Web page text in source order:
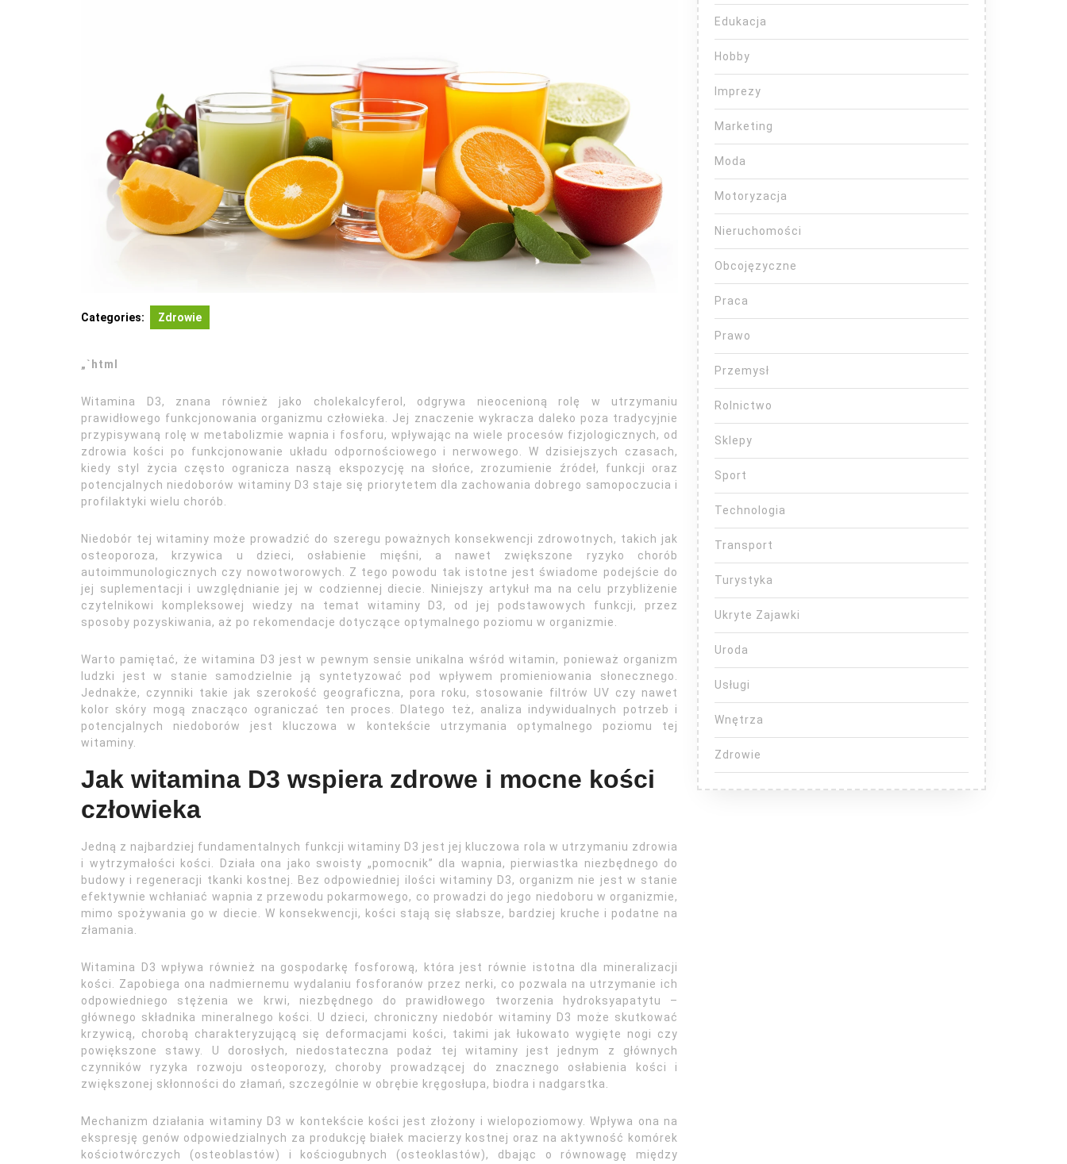
Categories: Zdrowie
„`html
Witamina D3, znana również jako cholekalcyferol, odgrywa nieocenioną rolę w utrzymaniu
prawidłowego funkcjonowania organizmu człowieka. Jej znaczenie wykracza daleko poza tradycyjnie
przypisywaną rolę w metabolizmie wapnia i fosforu, wpływając na wiele procesów fizjologicznych, od
zdrowia kości po funkcjonowanie układu odpornościowego i nerwowego. W dzisiejszych czasach,
kiedy styl życia często ogranicza naszą ekspozycję na słońce, zrozumienie źródeł, funkcji oraz
potencjalnych niedoborów witaminy D3 staje się priorytetem dla zachowania dobrego samopoczucia i
profilaktyki wielu chorób.
Niedobór tej witaminy może prowadzić do szeregu poważnych konsekwencji zdrowotnych, takich jak
osteoporoza, krzywica u dzieci, osłabienie mięśni, a nawet zwiększone ryzyko chorób
autoimmunologicznych czy nowotworowych. Z tego powodu tak istotne jest świadome podejście do
jej suplementacji i uwzględnianie jej w codziennej diecie. Niniejszy artykuł ma na celu przybliżenie
czytelnikowi kompleksowej wiedzy na temat witaminy D3, od jej podstawowych funkcji, przez
sposoby pozyskiwania, aż po rekomendacje dotyczące optymalnego poziomu w organizmie.
Warto pamiętać, że witamina D3 jest w pewnym sensie unikalna wśród witamin, ponieważ organizm
ludzki jest w stanie samodzielnie ją syntetyzować pod wpływem promieniowania słonecznego.
Jednakże, czynniki takie jak szerokość geograficzna, pora roku, stosowanie filtrów UV czy nawet
kolor skóry mogą znacząco ograniczać ten proces. Dlatego też, analiza indywidualnych potrzeb i
potencjalnych niedoborów jest kluczowa w kontekście utrzymania optymalnego poziomu tej
witaminy.
Jak witamina D3 wspiera zdrowe i mocne kości
człowieka
Jedną z najbardziej fundamentalnych funkcji witaminy D3 jest jej kluczowa rola w utrzymaniu zdrowia
i wytrzymałości kości. Działa ona jako swoisty „pomocnik” dla wapnia, pierwiastka niezbędnego do
budowy i regeneracji tkanki kostnej. Bez odpowiedniej ilości witaminy D3, organizm nie jest w stanie
efektywnie wchłaniać wapnia z przewodu pokarmowego, co prowadzi do jego niedoboru w organizmie,
mimo spożywania go w diecie. W konsekwencji, kości stają się słabsze, bardziej kruche i podatne na
złamania.
Witamina D3 wpływa również na gospodarkę fosforową, która jest równie istotna dla mineralizacji
kości. Zapobiega ona nadmiernemu wydalaniu fosforanów przez nerki, co pozwala na utrzymanie ich
odpowiedniego stężenia we krwi, niezbędnego do prawidłowego tworzenia hydroksyapatytu –
głównego składnika mineralnego kości. U dzieci, chroniczny niedobór witaminy D3 może skutkować
krzywicą, chorobą charakteryzującą się deformacjami kości, takimi jak łukowato wygięte nogi czy
powiększone stawy. U dorosłych, niedostateczna podaż tej witaminy jest jednym z głównych
czynników ryzyka rozwoju osteoporozy, choroby prowadzącej do znacznego osłabienia kości i
zwiększonej skłonności do złamań, szczególnie w obrębie kręgosłupa, biodra i nadgarstka.
Mechanizm działania witaminy D3 w kontekście kości jest złożony i wielopoziomowy. Wpływa ona na
ekspresję genów odpowiedzialnych za produkcję białek macierzy kostnej oraz na aktywność komórek
kościotwórczych (osteoblastów) i kościogubnych (osteoklastów), dbając o równowagę między
Edukacja
Hobby
Imprezy
Marketing
Moda
Motoryzacja
Nieruchomości
Obcojęzyczne
Praca
Prawo
Przemysł
Rolnictwo
Sklepy
Sport
Technologia
Transport
Turystyka
Ukryte Zajawki
Uroda
Usługi
Wnętrza
Zdrowie